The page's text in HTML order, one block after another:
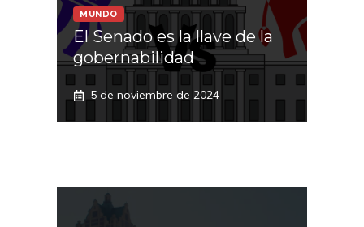
MUNDO
El Senado es la llave de la
gobernabilidad
5 de noviembre de 2024